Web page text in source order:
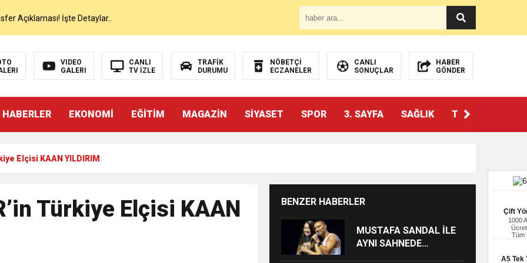
Çift
1000
Tüm
A5 Tek
Açıklaması! İşte Detaylar..
İlk Sözleri!
Yayında Transferi Açıkladı
VIDEO
GALERI
CANLI
TV İZLE
TRAFİK
DURUMU
NÖBETÇİ
ECZANELER
CANLI
SONUÇLAR
HABER
GÖNDER
HABERLER EKONOMİ EĞİTİM MAGAZİN SİYASET SPOR 3. SAYFA SAĞLIK TEKNOLOJİ
Elçisi KAAN YILDIRIM
Türkiye Elçisi KAAN
BENZER HABERLER
MUSTAFA SANDAL İLE
AYNI SAHNEDE